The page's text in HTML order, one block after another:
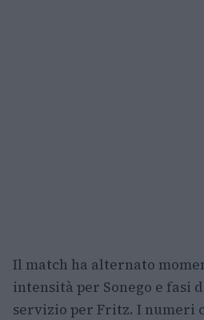
Il match ha alternato
intensità per Sonego e fasi
servizio per Fritz. I numeri